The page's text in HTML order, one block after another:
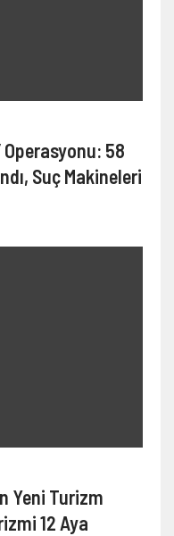
Operasyonu: 58
Suç Makineleri
Yeni Turizm
12 Aya